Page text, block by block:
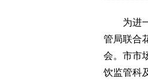
为进一
管局联合
会。市市
饮监管科